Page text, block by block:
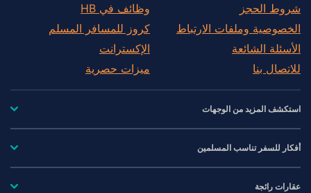
شروط الحجز
الخصوصية وملفات الارتباط
الأسئلة الشائعة
للاتصال بنا
وظائف في HB
كروز للمسافر المسلم
الإكسترانت
ميزات حصرية
استكشف المزيد من الوجهات
أفكار للسفر تناسب المسلمين
عقارات رائجة